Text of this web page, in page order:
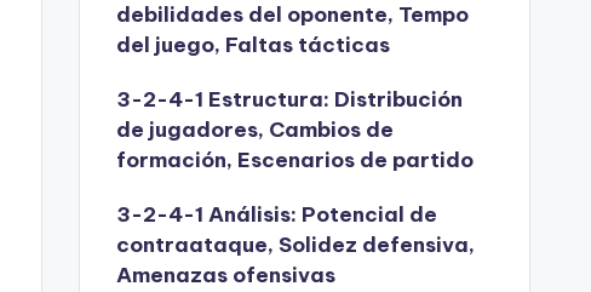
debilidades del oponente, Tempo
del juego, Faltas tácticas
3-2-4-1 Estructura: Distribución
de jugadores, Cambios de
formación, Escenarios de partido
3-2-4-1 Análisis: Potencial de
contraataque, Solidez defensiva,
Amenazas ofensivas